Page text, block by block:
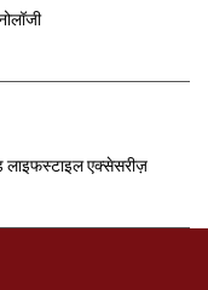
लाइफस्टाइल एक्सेसरीज़